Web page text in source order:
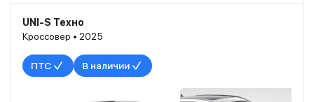
UNI-S Техно
Кроссовер • 2025
ПТС В наличии